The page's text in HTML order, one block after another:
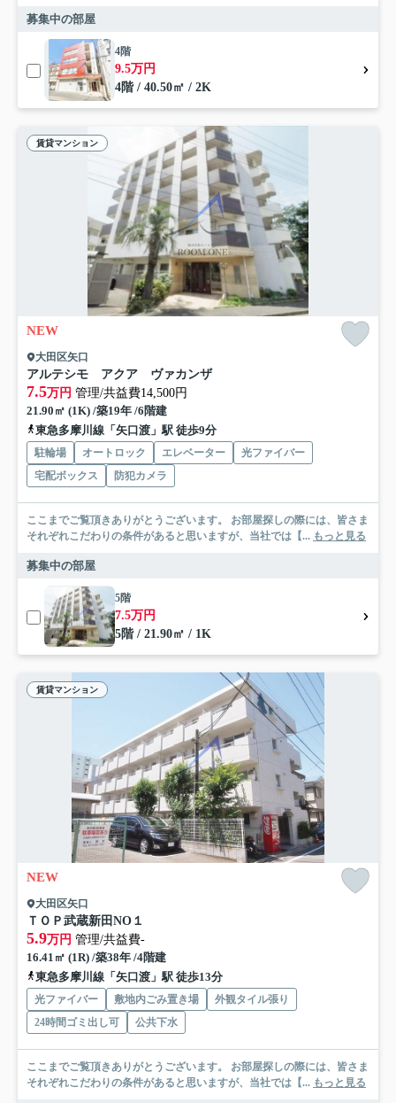
募集中の部屋
4階
9.5万円
4階 / 40.50㎡ / 2K
賃貸マンション
NEW
大田区矢口
アルテシモ アクア ヴァカンザ
7.5万円 管理/共益費14,500円
21.90㎡ (1K) /築19年 /6階建
東急多摩川線「矢口渡」駅 徒歩9分
駐輪場 オートロック エレベーター
光ファイバー
宅配ボックス
防犯カメラ
ここまでご覧頂きありがとうございます。 お部屋探しの際には、皆さま
それぞれこだわりの条件があると思いますが、当社では【... もっと見る
募集中の部屋
5階
7.5万円
5階 / 21.90㎡ / 1K
賃貸マンション
NEW
大田区矢口
ＴＯＰ武蔵新田NO１
5.9万円 管理/共益費-
16.41㎡ (1R) /築38年 /4階建
東急多摩川線「矢口渡」駅 徒歩13分
光ファイバー 敷地内ごみ置き場
外観タイル張り
24時間ゴミ出し可
公共下水
ここまでご覧頂きありがとうございます。 お部屋探しの際には、皆さま
それぞれこだわりの条件があると思いますが、当社では【... もっと見る